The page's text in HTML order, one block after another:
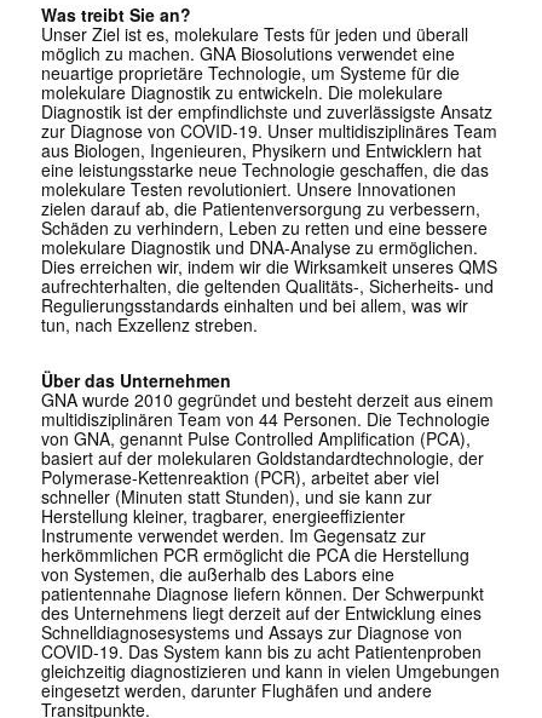
Was treibt Sie an?
Unser Ziel ist es, molekulare Tests für jeden und überall
möglich zu machen. GNA Biosolutions verwendet eine
neuartige proprietäre Technologie, um Systeme für die
molekulare Diagnostik zu entwickeln. Die molekulare
Diagnostik ist der empfindlichste und zuverlässigste Ansatz
zur Diagnose von COVID-19. Unser multidisziplinäres Team
aus Biologen, Ingenieuren, Physikern und Entwicklern hat
eine leistungsstarke neue Technologie geschaffen, die das
molekulare Testen revolutioniert. Unsere Innovationen
zielen darauf ab, die Patientenversorgung zu verbessern,
Schäden zu verhindern, Leben zu retten und eine bessere
molekulare Diagnostik und DNA-Analyse zu ermöglichen.
Dies erreichen wir, indem wir die Wirksamkeit unseres QMS
aufrechterhalten, die geltenden Qualitäts-, Sicherheits- und
Regulierungsstandards einhalten und bei allem, was wir
tun, nach Exzellenz streben.
Über das Unternehmen
GNA wurde 2010 gegründet und besteht derzeit aus einem
multidisziplinären Team von 44 Personen. Die Technologie
von GNA, genannt Pulse Controlled Amplification (PCA),
basiert auf der molekularen Goldstandardtechnologie, der
Polymerase-Kettenreaktion (PCR), arbeitet aber viel
schneller (Minuten statt Stunden), und sie kann zur
Herstellung kleiner, tragbarer, energieeffizienter
Instrumente verwendet werden. Im Gegensatz zur
herkömmlichen PCR ermöglicht die PCA die Herstellung
von Systemen, die außerhalb des Labors eine
patientennahe Diagnose liefern können. Der Schwerpunkt
des Unternehmens liegt derzeit auf der Entwicklung eines
Schnelldiagnosesystems und Assays zur Diagnose von
COVID-19. Das System kann bis zu acht Patientenproben
gleichzeitig diagnostizieren und kann in vielen Umgebungen
eingesetzt werden, darunter Flughäfen und andere
Transitpunkte.